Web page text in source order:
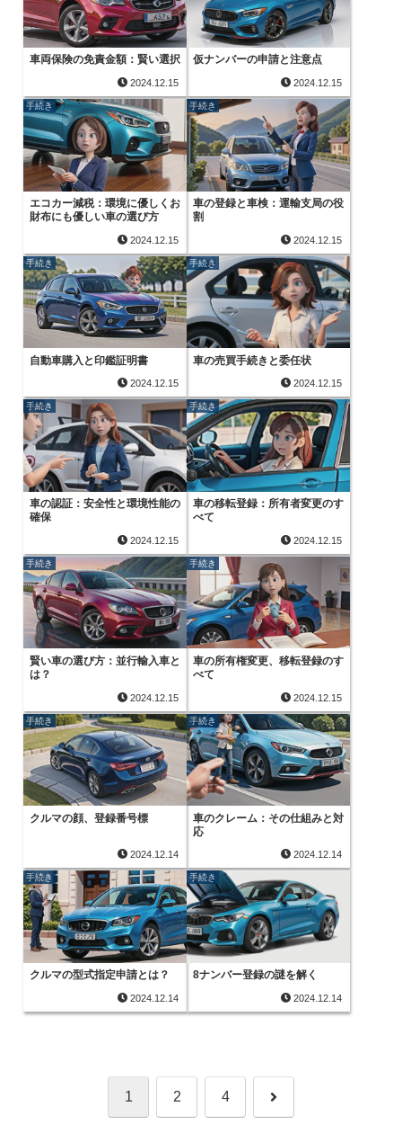
車両保険の免責金額：賢い選択
2024.12.15
仮ナンバーの申請と注意点
2024.12.15
手続き
エコカー減税：環境に優しくお
財布にも優しい車の選び方
2024.12.15
手続き
車の登録と車検：運輸支局の役
割
2024.12.15
手続き
自動車購入と印鑑証明書
2024.12.15
手続き
車の売買手続きと委任状
2024.12.15
手続き
車の認証：安全性と環境性能の
確保
2024.12.15
手続き
車の移転登録：所有者変更のす
べて
2024.12.15
手続き
賢い車の選び方：並行輸入車と
は？
2024.12.15
手続き
車の所有権変更、移転登録のす
べて
2024.12.15
手続き
クルマの顔、登録番号標
2024.12.14
手続き
車のクレーム：その仕組みと対
応
2024.12.14
手続き
クルマの型式指定申請とは？
2024.12.14
手続き
8ナンバー登録の謎を解く
2024.12.14
1 2 4 次